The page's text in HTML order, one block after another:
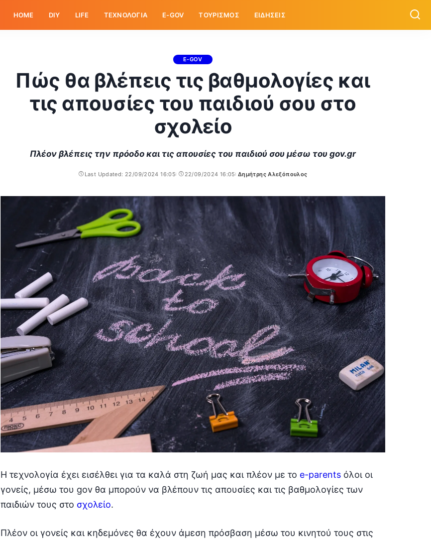
HOME DIY LIFE ΤΕΧΝΟΛΟΓΙΑ E-GOV ΤΟΥΡΙΣΜΟΣ ΕΙΔΗΣΕΙΣ
E-GOV
Πώς θα βλέπεις τις βαθμολογίες και
τις απουσίες του παιδιού σου στο
σχολείο
Πλέον βλέπεις την πρόοδο και τις απουσίες του παιδιού σου μέσω του gov.gr
Last Updated: 22/09/2024 16:05 22/09/2024 16:05
Posted
Δημήτρης Αλεξόπουλος
Η τεχνολογία έχει εισέλθει για τα καλά στη ζωή μας και πλέον με το e-parentsόλοι οι
γονείς, μέσω του gov θα μπορούν να βλέπουν τις απουσίες και τις βαθμολογίες των
παιδιών τους στο σχολείο.
Πλέον οι γονείς και κηδεμόνες θα έχουν άμεση πρόσβαση μέσω του κινητού τους στις